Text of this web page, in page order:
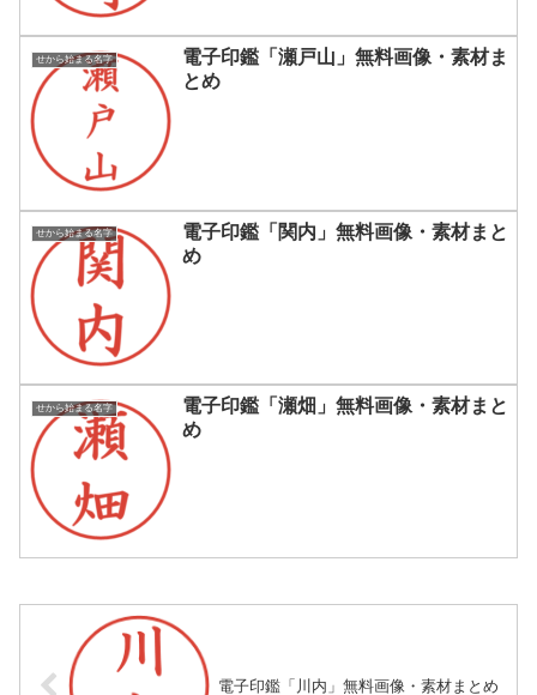
せから始まる名字
電子印鑑「瀬戸山」無料画像・素材ま
とめ
せから始まる名字
電子印鑑「関内」無料画像・素材まと
め
せから始まる名字
電子印鑑「瀬畑」無料画像・素材まと
め
電子印鑑「川内」無料画像・素材まとめ